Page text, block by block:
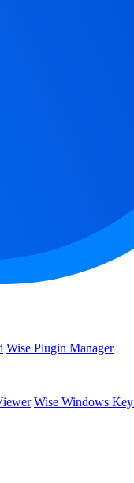
Wise Plugin Manager
Wise Windows